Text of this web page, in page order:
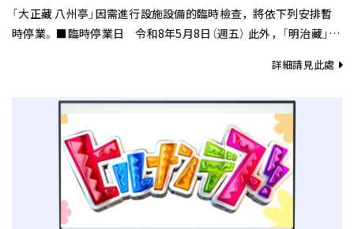
「大正藏 八州亭」因需進行設施設備的臨時檢查，將依下列安排暫
時停業。 ■臨時停業日 令和8年5月8日（週五） 此外，「明治藏」、
詳細請見此處